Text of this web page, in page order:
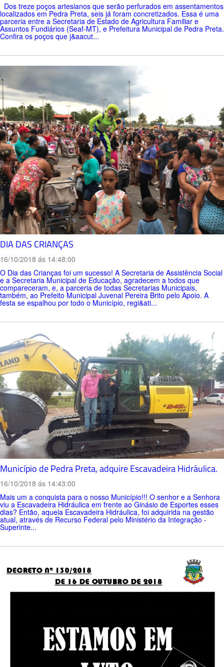
Dos treze poços artesianos que serão perfurados em assentamentos
localizados em Pedra Preta, seis já foram concretizados. Essa é uma
parceria entre a Secretaria de Estado de Agricultura Familiar e
Assuntos Fundiários (Seaf-MT), e Prefeitura Municipal de Pedra Preta.
Confira os poços que j&aacut...
DIA DAS CRIANÇAS
16/10/2018 ás 14:48:00
O Dia das Crianças foi um sucesso! A Secretaria de Assistência Social
e a Secretaria Municipal de Educação, agradecem a todos que
compareceram, e, a parceria de todas Secretarias Municipais,
também, ao Prefeito Municipal Juvenal Pereira Brito pelo Apoio. A
festa se espalhou por todo o Município, regi&ati...
Município de Pedra Preta, adquire Escavadeira Hidráulica.
16/10/2018 ás 14:43:00
Mais um a conquista para o nosso Município!!! O senhor e a Senhora
viu a Escavadeira Hidráulica em frente ao Ginásio de Esportes esses
dias? Então, aquela Escavadeira Hidráulica, foi adquirida na gestão
atual, através de Recurso Federal pelo Ministério da Integração -
Superinte...